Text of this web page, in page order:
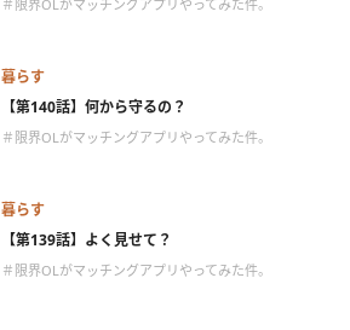
＃限界OLがマッチングアプリやってみた件。
暮らす
【第140話】何から守るの？
＃限界OLがマッチングアプリやってみた件。
暮らす
【第139話】よく見せて？
＃限界OLがマッチングアプリやってみた件。